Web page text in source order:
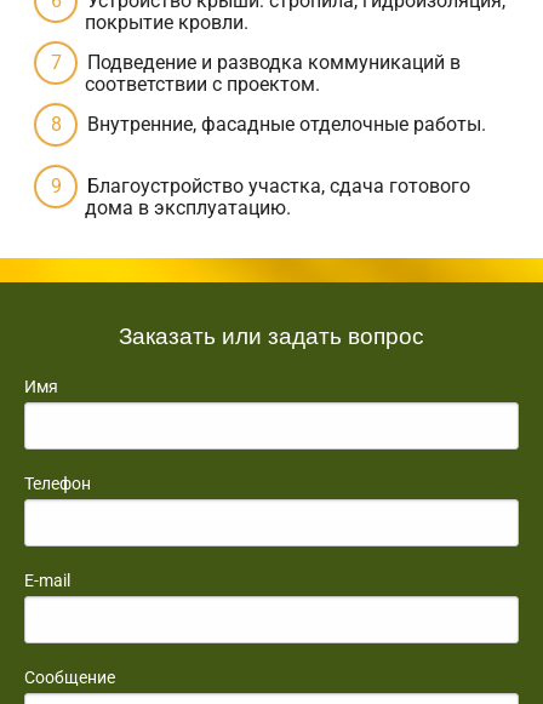
покрытие кровли.
Подведение и разводка коммуникаций в
соответствии с проектом.
Внутренние, фасадные отделочные работы.
Благоустройство участка, сдача готового
дома в эксплуатацию.
Заказать или задать вопрос
Имя
Телефон
E-mail
Сообщение